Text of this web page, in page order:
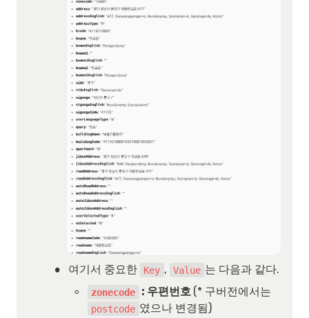
• 여기서 중요한 Key , Value 는 다음과 같다.
◦ zonecode : 우편번호
postcode 였으나 변경됨)